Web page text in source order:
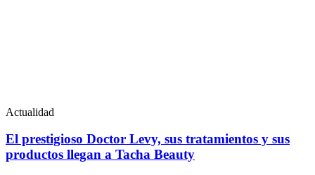
Actualidad
El prestigioso Doctor Levy, sus tratamientos y sus
productos llegan a Tacha Beauty